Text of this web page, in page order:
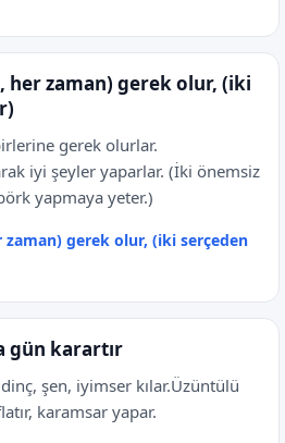
her zaman) gerek olur, (iki
gerek olurlar.
iyi şeyler yaparlar. (İki önemsiz
yapmaya yeter.)
zaman) gerek olur, (iki serçeden
gün karartır
şen, iyimser kılar.Üzüntülü
karamsar yapar.